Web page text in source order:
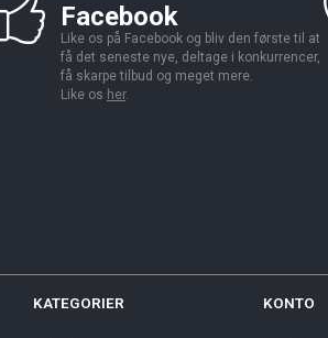
Facebook
Like os på Facebook og bliv den første til at
få det seneste nye, deltage i konkurrencer,
få skarpe tilbud og meget mere.
Like os her.
KATEGORIER KONTO